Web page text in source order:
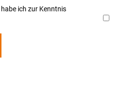
habe ich zur Kenntnis